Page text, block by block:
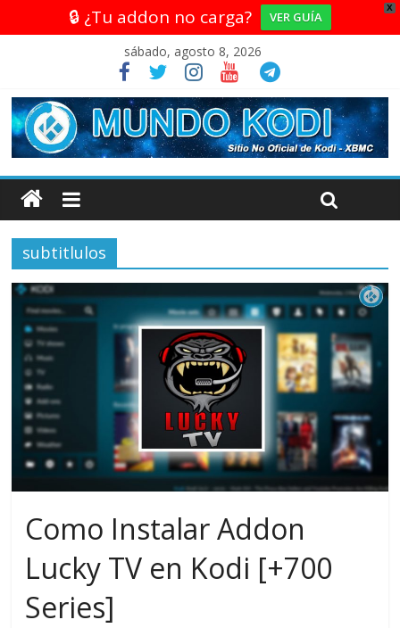
X
🔒 ¿Tu addon no carga? VER GUÍA
sábado, agosto 8, 2026
subtitlulos
Como Instalar Addon
Lucky TV en Kodi [+700
Series]